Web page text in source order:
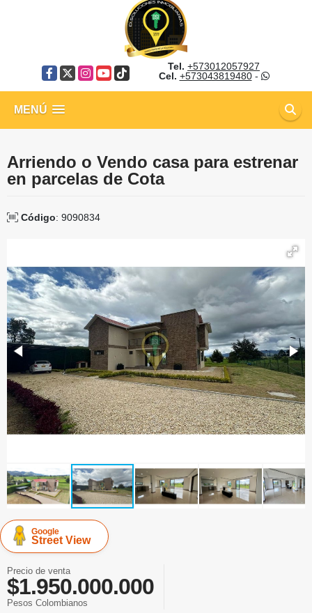
Facebook
X Instagram
YouTube
TikTok
Tel. +573012057927
Cel. +573043819480-
MENÚ
Arriendo o Vendo casa para estrenar
en parcelas de Cota
Código: 9090834
Google
Street View
Precio de venta
$1.950.000.000
Pesos Colombianos